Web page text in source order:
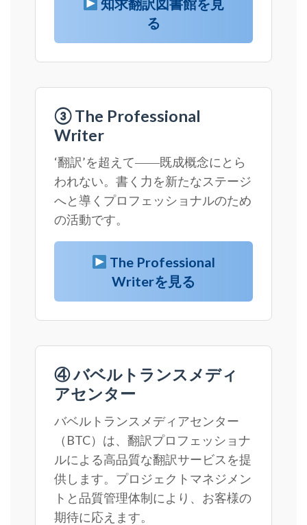
知求翻訳図書館を見
る
③ The Professional
Writer
‘翻訳’を超えて――既成概念にとら
われない。書く力を新たなステージ
へと導くプロフェッショナルのため
の活動です。
The Professional
Writerを見る
④ バベルトランスメディ
アセンター
バベルトランスメディアセンター
（BTC）は、翻訳プロフェッショナ
ルによる高品質な翻訳サービスを提
供します。プロジェクトマネジメン
トと品質管理体制により、お客様の
期待に応えます。